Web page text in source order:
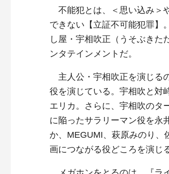
不能犯とは、＜思い込み＞
できない【立証不可能犯罪】
し屋・宇相吹正（うそぶきた
ンタテインメントだ。
主人公・宇相吹正を演じる
役を演じている。宇相吹と対
エリカ。さらに、宇相吹のタ
に陥ったサラリーマン役を永
か、MEGUMI、萩原みのり、
画につながる役どころを演じ